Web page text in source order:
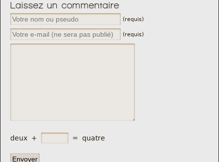
Laissez un commentaire
(requis)
(requis)
deux + = quatre